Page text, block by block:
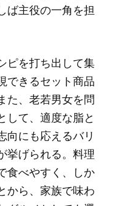
ば主役の一角を担
ピを打ち出して集
できるセット商品
た、老若男女を問
して、適度な脂と
向にも応えるバリ
挙げられる。料理
食べやすく、しか
から、家族で味わ